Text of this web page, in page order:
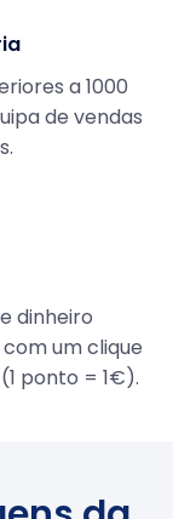
a 1000
de vendas
dinheiro
um clique
ponto = 1€).